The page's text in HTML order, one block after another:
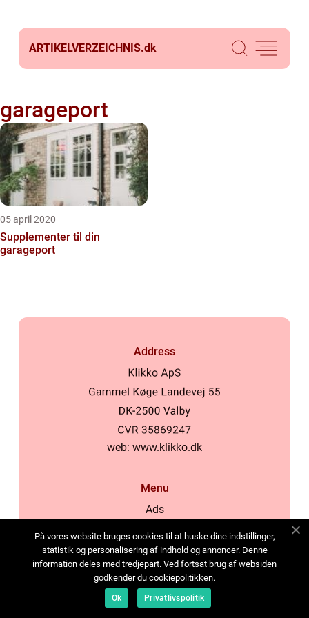
ARTIKELVERZEICHNIS.dk
garageport
05 april 2020
Supplementer til din
garageport
Address
web: www.klikko.dk
Menu
Ads
Cookies
Contact
Sitemap
På vores website bruges cookies til at huske dine indstillinger,
statistik og personalisering af indhold og annoncer. Denne
information deles med tredjepart. Ved fortsat brug af websiden
godkender du cookiepolitikken.
Ok Privatlivspolitik